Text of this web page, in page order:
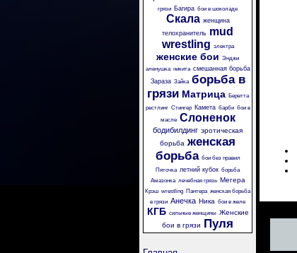
грязи Багира бои в шоколаде
Скала женщина
телохранитель mud
wrestling электра
женские бои Энджи
аленушка никита смешанная борьба
Зараза Зайка борьба в
грязи Матрица
Беретта
рестлинг Стингер Камета барби бои в
масле Слоненок
бодибилдинг эротическая
борьба женская
борьба бои без правил
Пяточка летний кубок борьба
Амазонка лечебная грязь Мегера
Крэш wrestling Пантера женская борьба
в грязи Анечка Ника бои в желе
КГБ сильные женщины Женские
бои в грязи Пуля